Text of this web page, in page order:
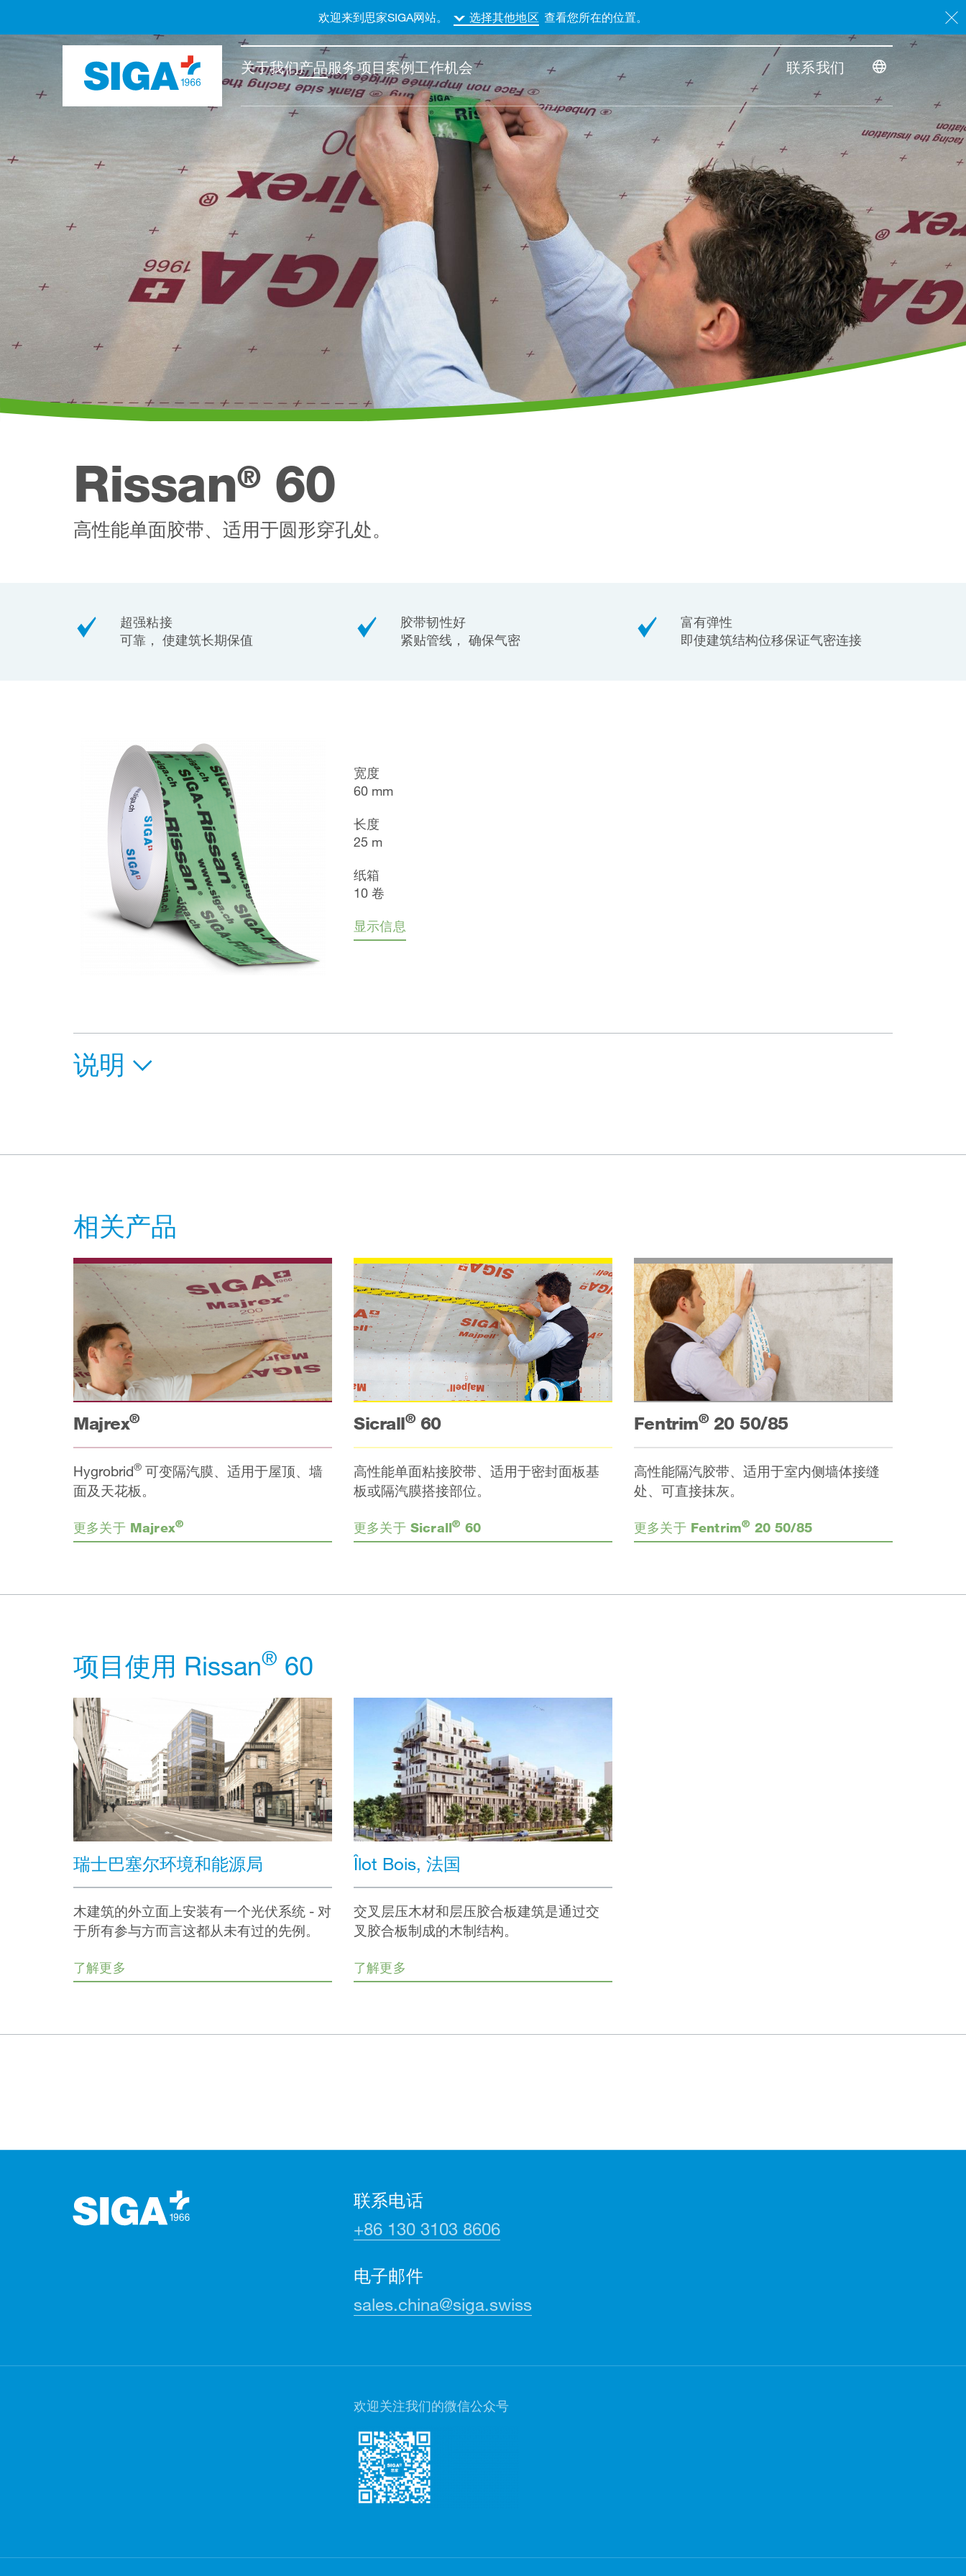
关于我们产品服务项目案例工作机会 联系我们
Rissan®60
高性能单面胶带、适用于圆形穿孔处。
超强粘接
可靠， 使建筑长期保值
胶带韧性好
紧贴管线， 确保气密
富有弹性
即使建筑结构位移保证气密连接
宽度
60 mm
长度
25 m
纸箱
10 卷
显示信息
说明
相关产品
Majrex®
Hygrobrid® 可变隔汽膜、适用于屋顶、墙
面及天花板。
更多关于 Majrex®
Sicrall®60
高性能单面粘接胶带、适用于密封面板基
板或隔汽膜搭接部位。
更多关于 Sicrall® 60
Fentrim®20 50/85
高性能隔汽胶带、适用于室内侧墙体接缝
处、可直接抹灰。
更多关于 Fentrim® 20 50/85
项目使用 Rissan® 60
瑞士巴塞尔环境和能源局
木建筑的外立面上安装有一个光伏系统 - 对
于所有参与方而言这都从未有过的先例。
了解更多
Îlot Bois, 法国
交叉层压木材和层压胶合板建筑是通过交
叉胶合板制成的木制结构。
了解更多
联系电话
+86 130 3103 8606
电子邮件
sales.china@siga.swiss
欢迎关注我们的微信公众号
欢迎来到思家SIGA网站。 选择其他地区 查看您所在的位置。